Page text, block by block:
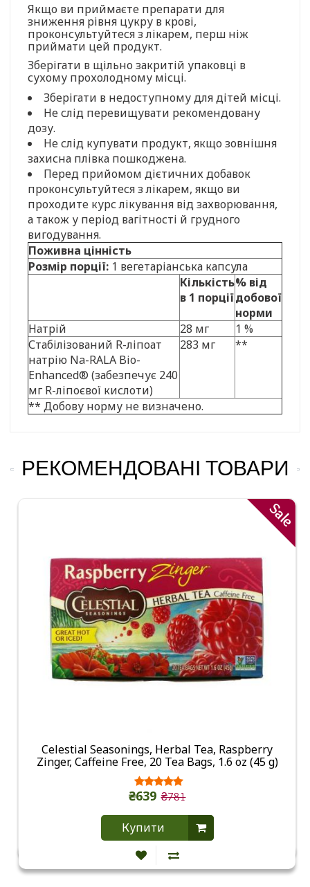
Якщо ви приймаєте препарати для
зниження рівня цукру в крові,
проконсультуйтеся з лікарем, перш ніж
приймати цей продукт.
Зберігати в щільно закритій упаковці в
сухому прохолодному місці.
Зберігати в недоступному для дітей місці.
Не слід перевищувати рекомендовану
дозу.
Не слід купувати продукт, якщо зовнішня
захисна плівка пошкоджена.
Перед прийомом дієтичних добавок
проконсультуйтеся з лікарем, якщо ви
проходите курс лікування від захворювання,
а також у період вагітності й грудного
вигодування.
Поживна цінність
Розмір порції: 1 вегетаріанська капсула
Кількість
в 1 порції
% від
добової
норми
Натрій
28 мг
1 %
Стабілізований R-ліпоат
натрію Na-RALA Bio-
Enhanced® (забезпечує 240
мг R-ліпоєвої кислоти)
283 мг **
** Добову норму не визначено.
РЕКОМЕНДОВАНІ ТОВАРИ
Sale
Celestial Seasonings, Herbal Tea, Raspberry
Zinger, Caffeine Free, 20 Tea Bags, 1.6 oz (45 g)
₴639 ₴781
Купити